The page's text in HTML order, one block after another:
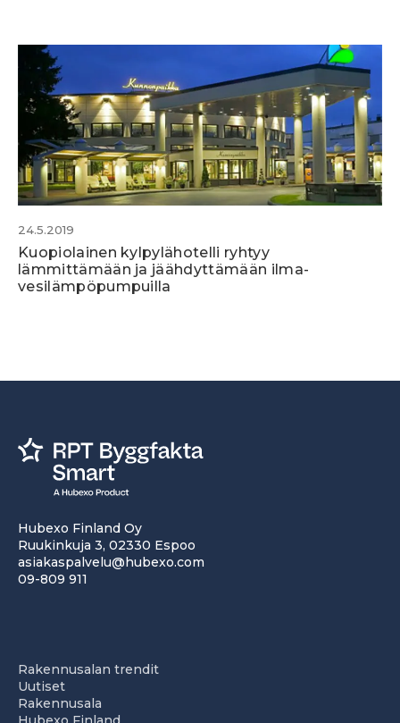
24.5.2019
Kuopiolainen kylpylähotelli ryhtyy
lämmittämään ja jäähdyttämään ilma-
vesilämpöpumpuilla
Hubexo Finland Oy
Ruukinkuja 3, 02330 Espoo
asiakaspalvelu@hubexo.com
09-809 911
Rakennusalan trendit
Uutiset
Rakennusala